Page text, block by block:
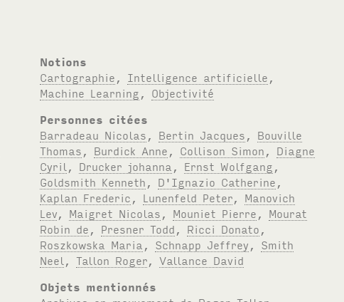
Notions
Cartographie
Intelligence artificielle
Machine Learning
Objectivité
Personnes citées
Barradeau Nicolas
Bertin Jacques
Bouville
Thomas
Burdick Anne Collison Simon
Diagne
Cyril
Drucker johanna Ernst Wolfgang
Goldsmith Kenneth
D'Ignazio Catherine
Kaplan Frederic
Lunenfeld Peter
Manovich
Lev
Maigret Nicolas Mouniet Pierre
Mourat
Robin de
Presner Todd Ricci Donato
Roszkowska Maria
Schnapp Jeffrey
Smith
Neel
,Tallon Roger ,Vallance David
Objets mentionnés